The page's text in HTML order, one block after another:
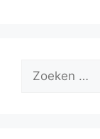
naar: